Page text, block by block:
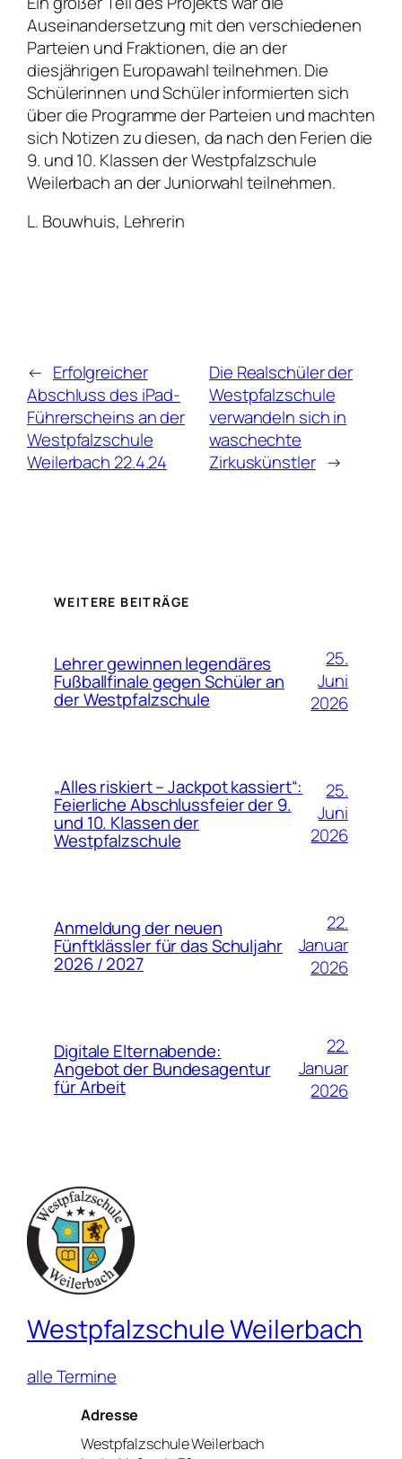
Auseinandersetzung mit den verschiedenen
Parteien und Fraktionen, die an der
diesjährigen Europawahl teilnehmen. Die
Schülerinnen und Schüler informierten sich
über die Programme der Parteien und machten
sich Notizen zu diesen, da nach den Ferien die
9. und 10. Klassen der Westpfalzschule
Weilerbach an der Juniorwahl teilnehmen.
L. Bouwhuis, Lehrerin
← Erfolgreicher
Abschluss des iPad-
Führerscheins an der
Westpfalzschule
Weilerbach 22.4.24
Die Realschüler der
Westpfalzschule
verwandeln sich in
waschechte
Zirkuskünstler →
WEITERE BEITRÄGE
Lehrer gewinnen legendäres
Fußballfinale gegen Schüler an
der Westpfalzschule
25.
Juni
2026
„Alles riskiert – Jackpot kassiert“:
Feierliche Abschlussfeier der 9.
und 10. Klassen der
Westpfalzschule
25.
Juni
2026
Anmeldung der neuen
Fünftklässler für das Schuljahr
2026 / 2027
22.
Januar
2026
Digitale Elternabende:
Angebot der Bundesagentur
für Arbeit
22.
Januar
2026
Westpfalzschule Weilerbach
alle Termine
Adresse
Westpfalzschule Weilerbach